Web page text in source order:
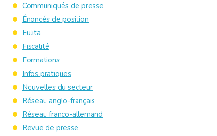
Communiqués de presse
Énoncés de position
Eulita
Fiscalité
Formations
Infos pratiques
Nouvelles du secteur
Réseau anglo-français
Réseau franco-allemand
Revue de presse